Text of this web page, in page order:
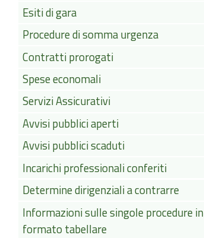
Esiti di gara
Procedure di somma urgenza
Contratti prorogati
Spese economali
Servizi Assicurativi
Avvisi pubblici aperti
Avvisi pubblici scaduti
Incarichi professionali conferiti
Determine dirigenziali a contrarre
Informazioni sulle singole procedure in
formato tabellare